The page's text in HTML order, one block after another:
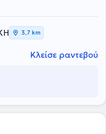
3,7 km
Κλείσε ραντεβού